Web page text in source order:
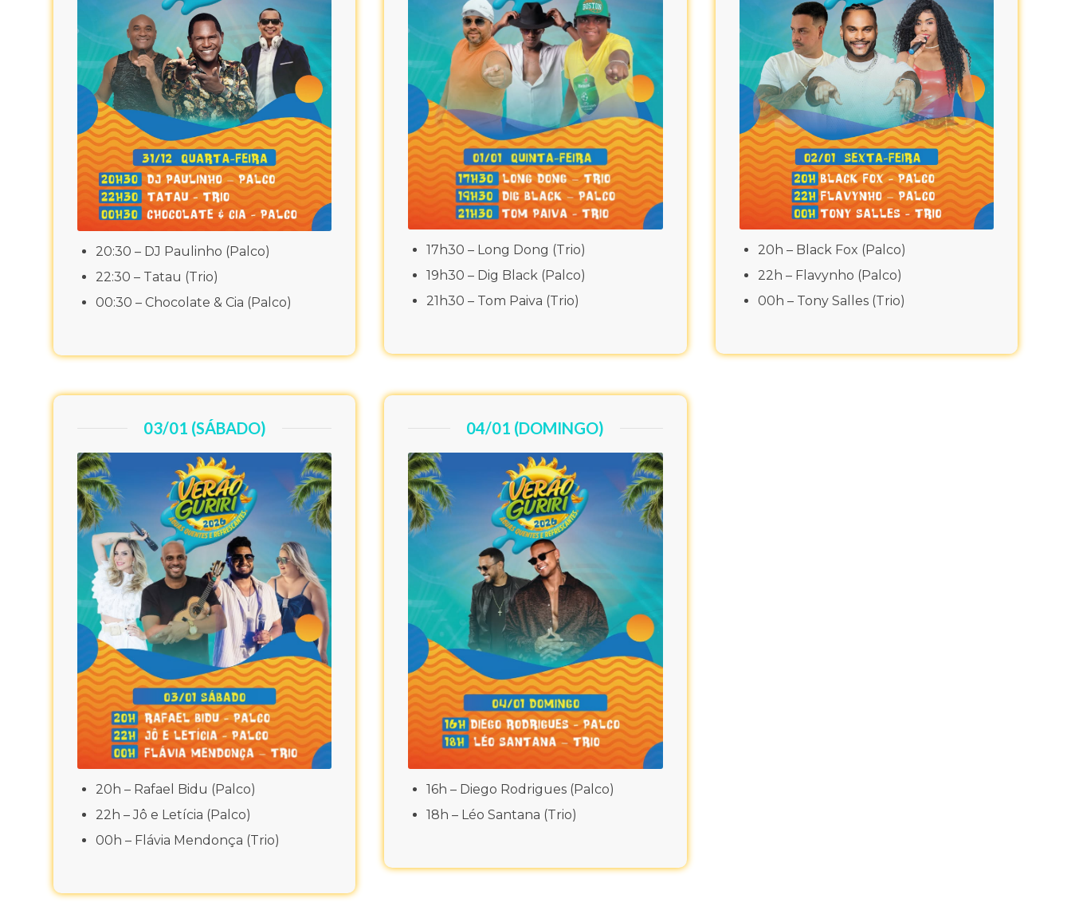
20:30 – DJ Paulinho (Palco)
22:30 – Tatau (Trio)
00:30 – Chocolate & Cia (Palco)
17h30 – Long Dong (Trio)
19h30 – Dig Black (Palco)
21h30 – Tom Paiva (Trio)
20h – Black Fox (Palco)
22h – Flavynho (Palco)
00h – Tony Salles (Trio)
03/01 (SÁBADO)
20h – Rafael Bidu (Palco)
22h – Jô e Letícia (Palco)
00h – Flávia Mendonça (Trio)
04/01 (DOMINGO)
16h – Diego Rodrigues (Palco)
18h – Léo Santana (Trio)